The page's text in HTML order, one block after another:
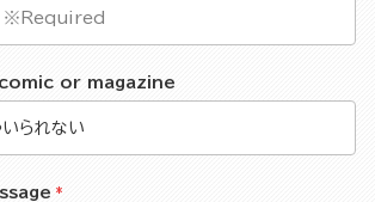
or magazine